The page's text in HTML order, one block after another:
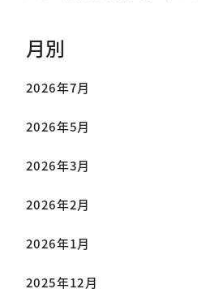
月別
2026年7月
2026年5月
2026年3月
2026年2月
2026年1月
2025年12月